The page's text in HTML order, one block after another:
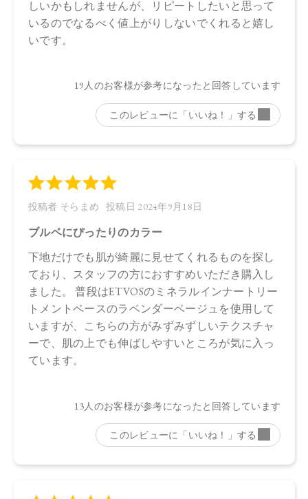
●パッケージのリニューアル等の理由により、成分・処方が記
載と異なる場合がございます。
●予告なくパッケージ仕様が変更になる場合がございます。